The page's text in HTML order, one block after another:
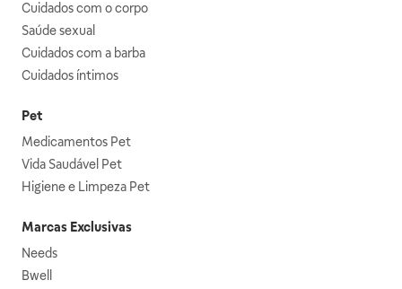
Cuidados com o corpo
Saúde sexual
Cuidados com a barba
Cuidados íntimos
Pet
Medicamentos Pet
Vida Saudável Pet
Higiene e Limpeza Pet
Marcas Exclusivas
Needs
Bwell